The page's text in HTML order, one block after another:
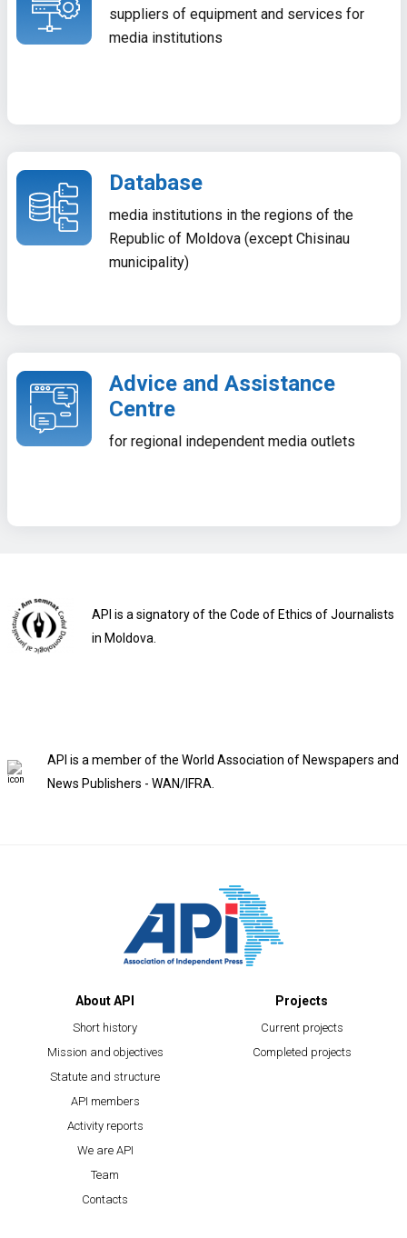
suppliers of equipment and services for
media institutions
Database
media institutions in the regions of the
Republic of Moldova (except Chisinau
municipality)
Advice and Assistance
Centre
for regional independent media outlets
API is a signatory of the Code of Ethics of Journalists
in Moldova.
API is a member of the World Association of Newspapers and
News Publishers - WAN/IFRA.
About API
Short history
Mission and objectives
Statute and structure
API members
Activity reports
We are API
Team
Contacts
Projects
Current projects
Completed projects